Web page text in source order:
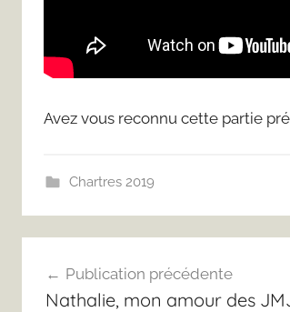
Avez vous reconnu cette partie
Chartres 2019
de
Publication précédente
Nathalie, mon amour des